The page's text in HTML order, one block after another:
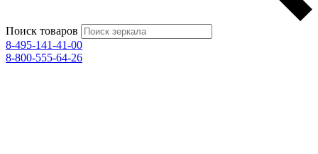
Поиск товаров
8-495-141-41-00
8-800-555-64-26